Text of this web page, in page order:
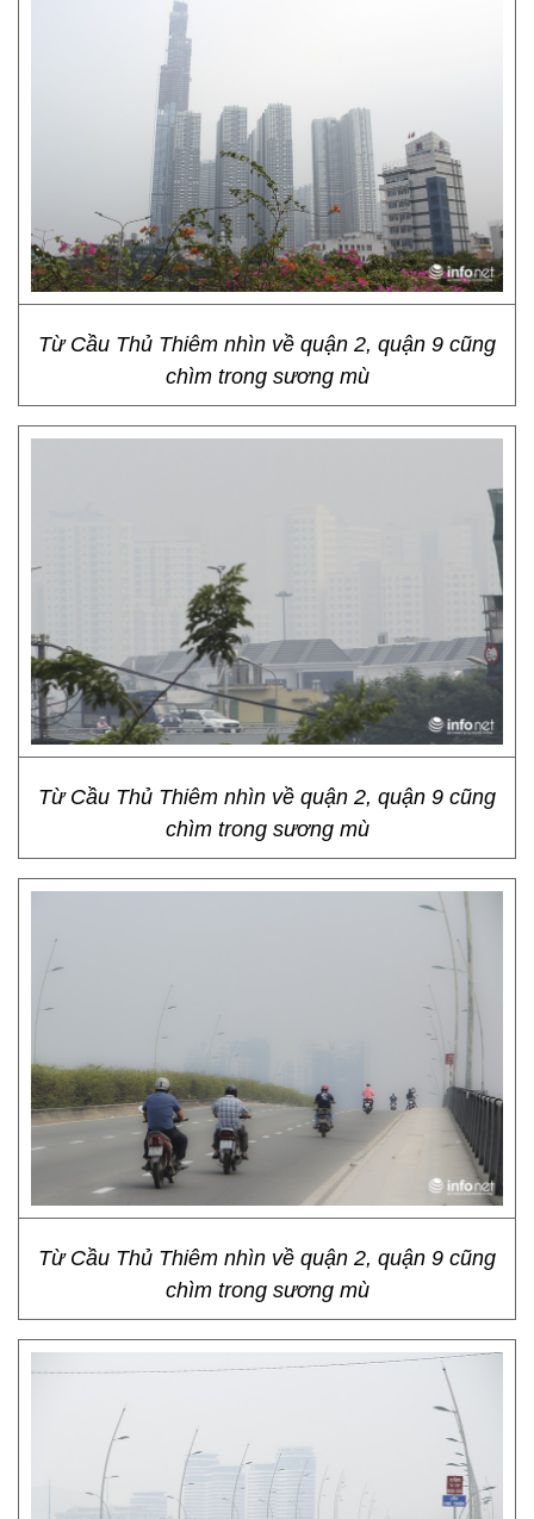
Từ Cầu Thủ Thiêm nhìn về quận 2, quận 9 cũng
chìm trong sương mù
Từ Cầu Thủ Thiêm nhìn về quận 2, quận 9 cũng
chìm trong sương mù
Từ Cầu Thủ Thiêm nhìn về quận 2, quận 9 cũng
chìm trong sương mù